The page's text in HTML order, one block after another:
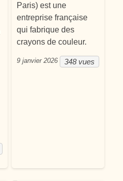
Paris) est une
entreprise française
qui fabrique des
crayons de couleur.
348 vues
9 janvier 2026